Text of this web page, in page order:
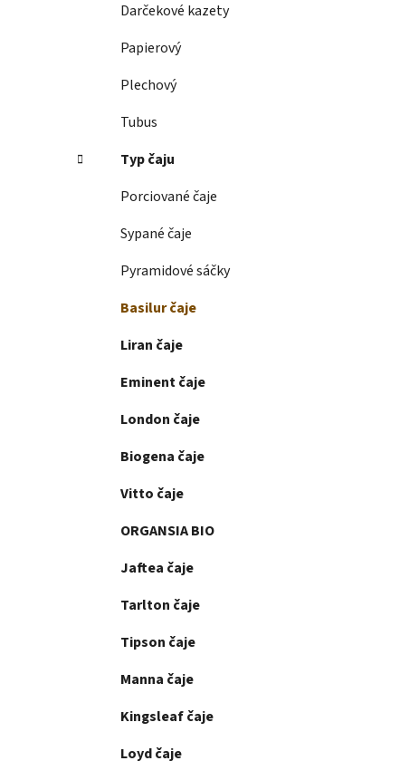
Darčekové kazety
Papierový
Plechový
Tubus
Typ čaju
Porciované čaje
Sypané čaje
Pyramidové sáčky
Basilur čaje
Liran čaje
Eminent čaje
London čaje
Biogena čaje
Vitto čaje
ORGANSIA BIO
Jaftea čaje
Tarlton čaje
Tipson čaje
Manna čaje
Kingsleaf čaje
Loyd čaje